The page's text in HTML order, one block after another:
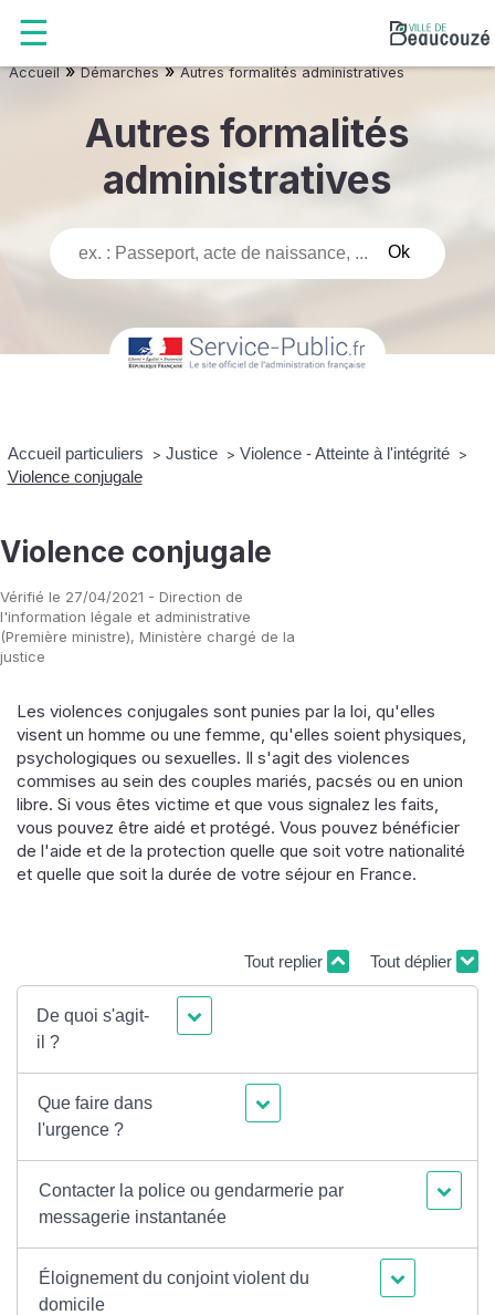
Accueil»Démarches»Autres formalités administratives
Autres formalités
administratives
Accueil particuliers > Justice > Violence - Atteinte à l'intégrité >
Violence conjugale
Violence conjugale
Vérifié le 27/04/2021 - Direction de
l'information légale et administrative
(Première ministre), Ministère chargé de la
justice
Les violences conjugales sont punies par la loi, qu'elles
visent un homme ou une femme, qu'elles soient physiques,
psychologiques ou sexuelles. Il s'agit des violences
commises au sein des couples mariés, pacsés ou en union
libre. Si vous êtes victime et que vous signalez les faits,
vous pouvez être aidé et protégé. Vous pouvez bénéficier
de l'aide et de la protection quelle que soit votre nationalité
et quelle que soit la durée de votre séjour en France.
Tout replier Tout déplier
De quoi s'agit-
il ?
Que faire dans
l'urgence ?
Contacter la police ou gendarmerie par
messagerie instantanée
Éloignement du conjoint violent du
domicile